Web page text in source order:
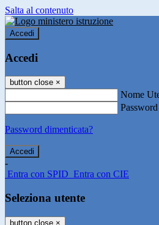
Salta al contenuto
Accedi
Accedi
button close ×
Nome
Password
Password dimenticata?
-
Entra con SPID Entra con CIE
Seleziona utente
button close ×